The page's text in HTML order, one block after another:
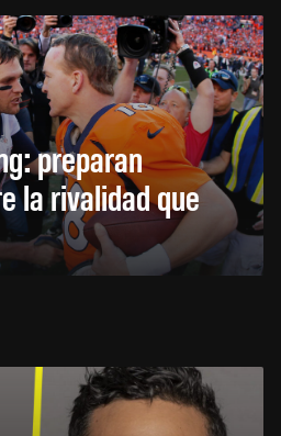
preparan
la rivalidad que